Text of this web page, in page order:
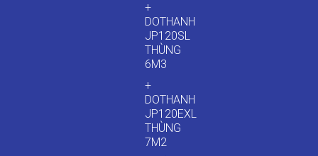
+
DOTHANH
JP120SL
THÙNG
6M3
+
DOTHANH
JP120EXL
THÙNG
7M2